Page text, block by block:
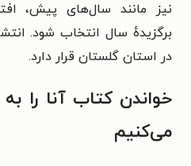
نیز مانند سال‌های پیش،
برگزیدهٔ سال انتخاب شود.
در استان گلستان قرار دارد.‏
خواندن کتاب آنا را
می‌کنیم